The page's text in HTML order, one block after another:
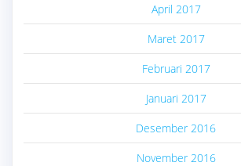
April 2017
Maret 2017
Februari 2017
Januari 2017
Desember 2016
November 2016